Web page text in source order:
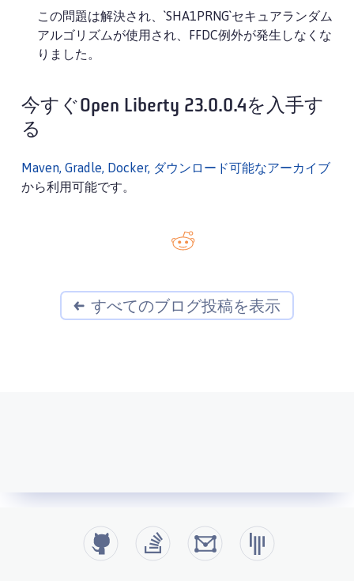
この問題は解決され、`SHA1PRNG`セキュアランダム
アルゴリズムが使用され、FFDC例外が発生しなくな
りました。
今すぐOpen Liberty 23.0.0.4を入手す
る
Maven, Gradle, Docker, ダウンロード可能なアーカイブ
から利用可能です。
すべてのブログ投稿を表示